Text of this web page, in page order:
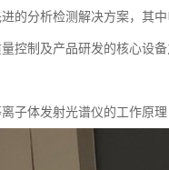
的分析检测解决方案，其
控制及产品研发的核心设
子体发射光谱仪的工作原理